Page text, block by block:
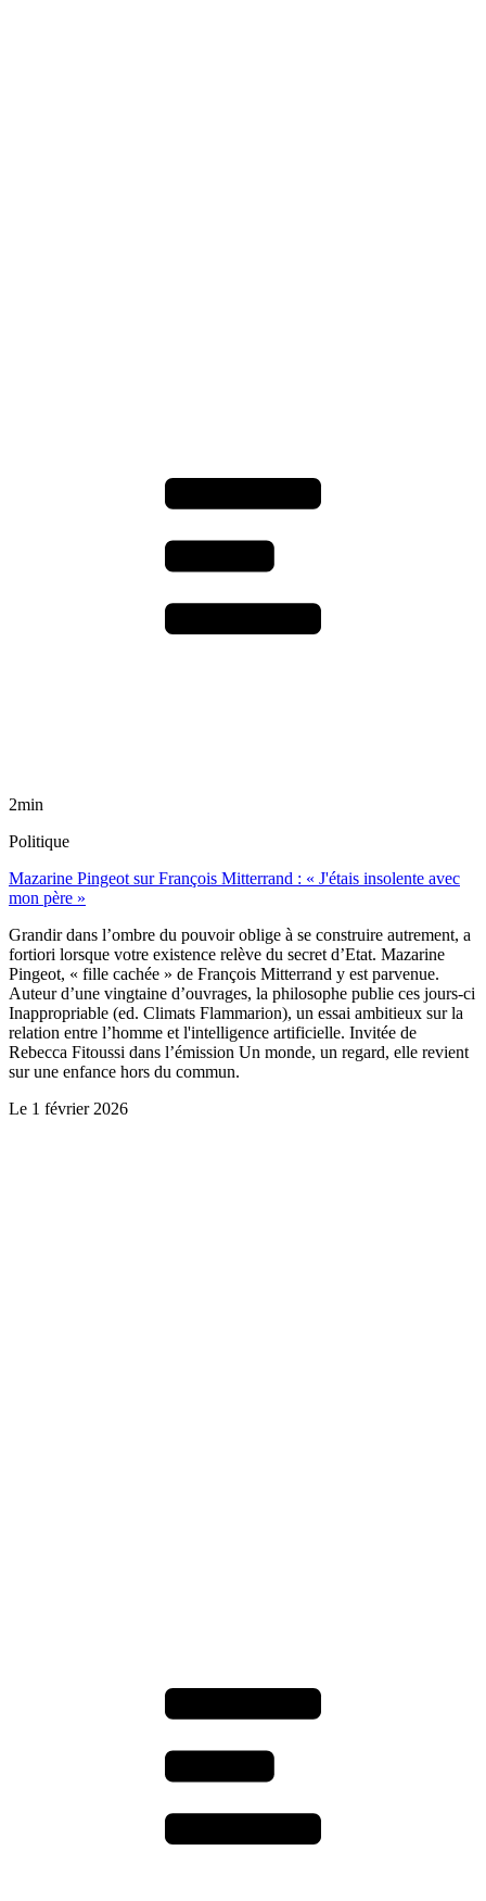
2min
Politique
Mazarine Pingeot sur François Mitterrand : « J'étais insolente avec
mon père »
Grandir dans l’ombre du pouvoir oblige à se construire autrement, a
fortiori lorsque votre existence relève du secret d’Etat. Mazarine
Pingeot, « fille cachée » de François Mitterrand y est parvenue.
Auteur d’une vingtaine d’ouvrages, la philosophe publie ces jours-ci
Inappropriable (ed. Climats Flammarion), un essai ambitieux sur la
relation entre l’homme et l'intelligence artificielle. Invitée de
Rebecca Fitoussi dans l’émission Un monde, un regard, elle revient
sur une enfance hors du commun.
Le 1 février 2026